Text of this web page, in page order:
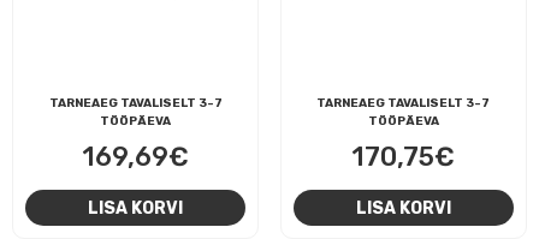
TARNEAEG TAVALISELT 3-7
TÖÖPÄEVA
169,69€
LISA KORVI
TARNEAEG TAVALISELT 3-7
TÖÖPÄEVA
170,75€
LISA KORVI